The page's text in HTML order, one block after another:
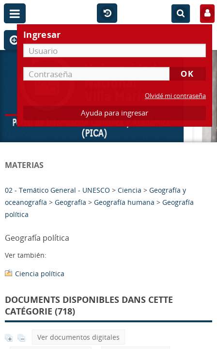
Ingresar
Olvidé mi contraseña
Ayuda para ingresar
MATERIAS
02 - Temático General - UNESCO > Ciencia > Geografía y
oceanografía > Geografía > Geografía humana > Geografía
política
Geografía política
Ver también:
Ciencia política
DOCUMENTS DISPONIBLES DANS CETTE
CATÉGORIE (718)
Ver documentos digitales